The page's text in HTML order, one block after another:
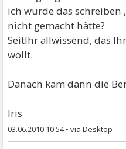
ich würde das schreiben
nicht gemacht hätte?
SeitIhr allwissend, das
wollt.
Danach kam dann die
Iris
03.06.2010 10:54•